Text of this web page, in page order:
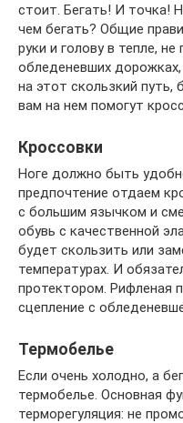
стоит. Бегать! И точка!
чем бегать? Общие
руки и голову в тепле,
обледеневших
на этот скользкий путь,
вам на нем помогут
Кроссовки
Ноге должно быть
предпочтение отдаем
с большим язычком и
обувь с качественной
будет скользить или
температурах. И
протектором. Рифленая
сцепление с
Термобелье
Если очень холодно, а
термобелье. Основная
терморегуляция: не